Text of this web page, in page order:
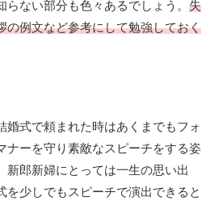
ない部分も色々あるでしょう。 失
の例文など参考にして勉強しておく
婚式で頼まれた時はあくまでもフォ
ナーを守り素敵なスピーチをする姿
新郎新婦にとっては一生の思い出
を少しでもスピーチで演出できると